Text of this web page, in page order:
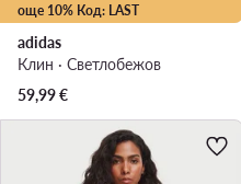
още 10% Код: LAST
adidas
Клин · Светлобежов
59,99€